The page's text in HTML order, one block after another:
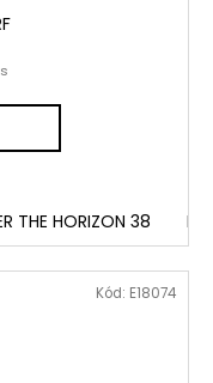
THE HORIZON 38
Kód: E18074